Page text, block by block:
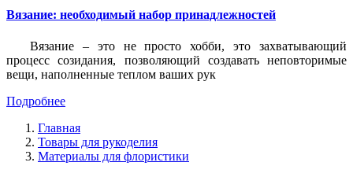
Вязание: необходимый набор принадлежностей
Вязание – это не просто хобби, это захватывающий
процесс созидания, позволяющий создавать неповторимые
вещи, наполненные теплом ваших рук
Подробнее
Главная
Товары для рукоделия
Материалы для флористики